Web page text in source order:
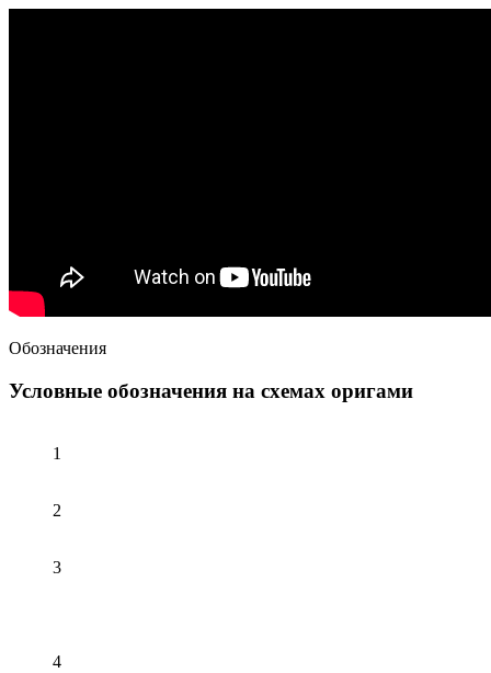
Обозначения
Условные обозначения на схемах оригами
1
2
3
4